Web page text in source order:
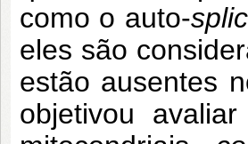
como o auto-
eles são
estão ausentes
objetivou